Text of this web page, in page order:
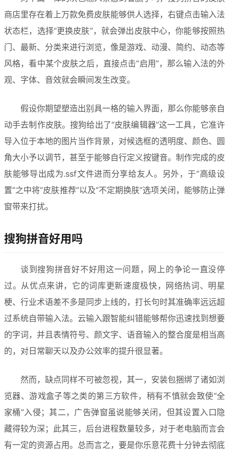
商店里存在着上万款免费皮肤能够供人选择，右键点击输入法
状态栏，选择“更换皮肤”，就会弹出皮肤中心，你能够按照热
门、最新、分类来进行浏览，像是游戏、动漫、简约、动态等
风格，看中某个皮肤之后，直接点击“启用”，那么输入法的外
观、字体、音效就会瞬间发生改变。
假设你期望塑造出别具一格的输入界面，那么你能够亲自
动手去制作皮肤。搜狗给出了“皮肤编辑器”这一工具，它准许
导入位于本地的图片当作背景，对候选框的透明度、颜色、圆
角大小予以调节，甚至于能够自行定义按键音。制作完成的皮
肤能够导出成为.ssf文件进而分享给友人。另外，于“高级设
置”之中将“皮肤推荐”以及“不定期换肤”选项关闭，能够防止弹
窗带来打扰。
搜狗拼音好用吗
谈到搜狗拼音好不好用这一问题，网上的争论一直没停
过。从优点来讲，它的词库更新速度极快，网络热词、明星
梗、行业术语差不多是同步上线的，打长句时其准确率远远超
过系统自带输入法。云输入跟智能纠错能够帮你迅速找到想要
的字词，并且表情符号、颜文字、语音输入的整合度是相当高
的，对日常聊天以及办公效率的提升很显著。
然而，缺点同样不可被忽视，其一，安装包捆绑了诸如浏
览器、游戏盒子等之类的第三方软件，稍有不慎就会致使“全
家桶”入侵；其二，广告弹窗虽说能够关闭，但其设置入口隐
藏得较为深；此其三，后台进程数量较多，对于老电脑而言会
有一定的资源占用。总而言之，要是你乐意花费十分钟去彻底